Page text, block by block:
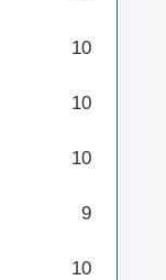
10
10
10
9
10